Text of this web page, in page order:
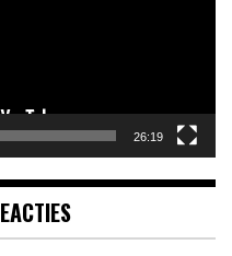
26:19